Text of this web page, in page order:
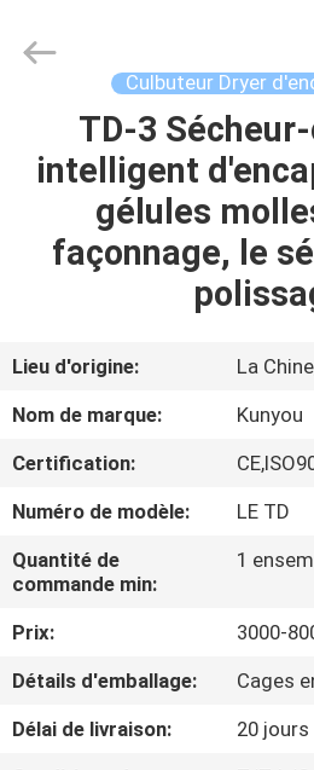
LA
MAISON
VIDÉOS
PROPOS
DE
NOUS
VISITE
DE
L'USINE
Pharmatech
Culbuteur Dryer
TD-3
intelligent
gélules
façonnage, le
Lieu d'origine:
La
Nom de marque:
Kunyou
Certification:
Numéro de modèle:
LE TD
Quantité de
commande min:
1
Prix:
3000-
Détails d'emballage:
Cages
Délai de livraison:
20 jours